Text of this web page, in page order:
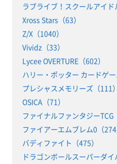
ラブライブ！スクールアイド
Xross Stars（63）
Z/X（1040）
Vividz（33）
Lycee OVERTURE（602）
ハリー・ポッター カードゲー
プレシャスメモリーズ（111）
OSICA（71）
ファイナルファンタジーTCG
ファイアーエムブレム0（274
バディファイト（475）
ドラゴンボールスーパーダイ